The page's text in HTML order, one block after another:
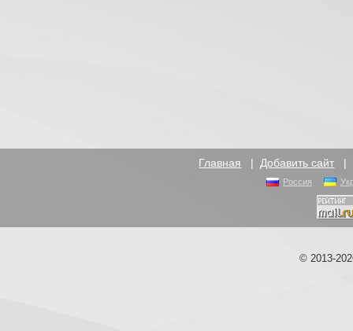
Главная | Добавить сайт |
Россия
© 2013-